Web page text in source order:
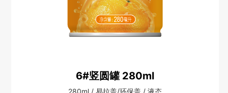
6#竖圆罐 280ml
280ml / 易拉盖/环保盖 / 液态